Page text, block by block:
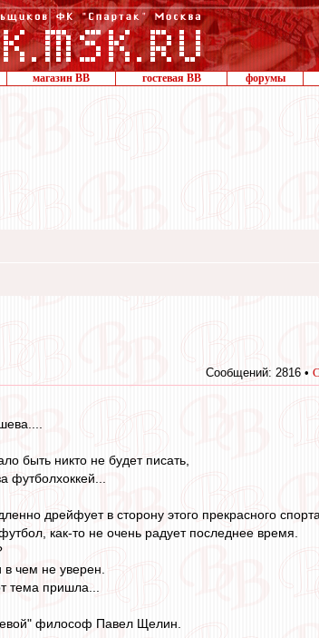
магазин ВВ гостевая ВВ форумы
Сообщений: 2816 •
быть никто не будет писать,
футболхоккей...
дрейфует в сторону этого прекрасного
как-то не очень радует последнее время.
в чем не уверен.
тема пришла...
философ Павел Щелин.